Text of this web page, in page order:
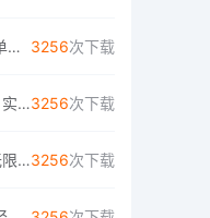
DY刷业务，你的专属自助下单解决方案 3256次下载
解锁小红书涨赞涨粉新姿势：实用技巧大解析3256次下载
快手涨粉攻略大解析：创意无限，粉丝速来！3256次下载